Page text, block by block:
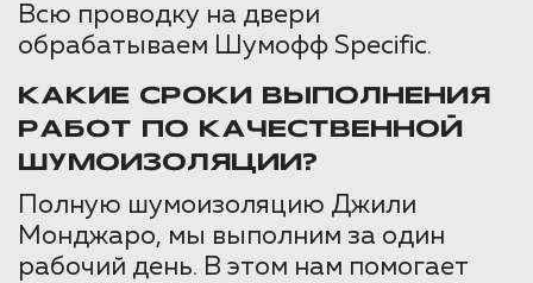
Всю проводку на двери
обрабатываем Шумофф Specific.
КАКИЕ СРОКИ ВЫПОЛНЕНИЯ
РАБОТ ПО КАЧЕСТВЕННОЙ
ШУМОИЗОЛЯЦИИ?
Полную шумоизоляцию Джили
Монджаро, мы выполним за один
рабочий день. В этом нам помогает